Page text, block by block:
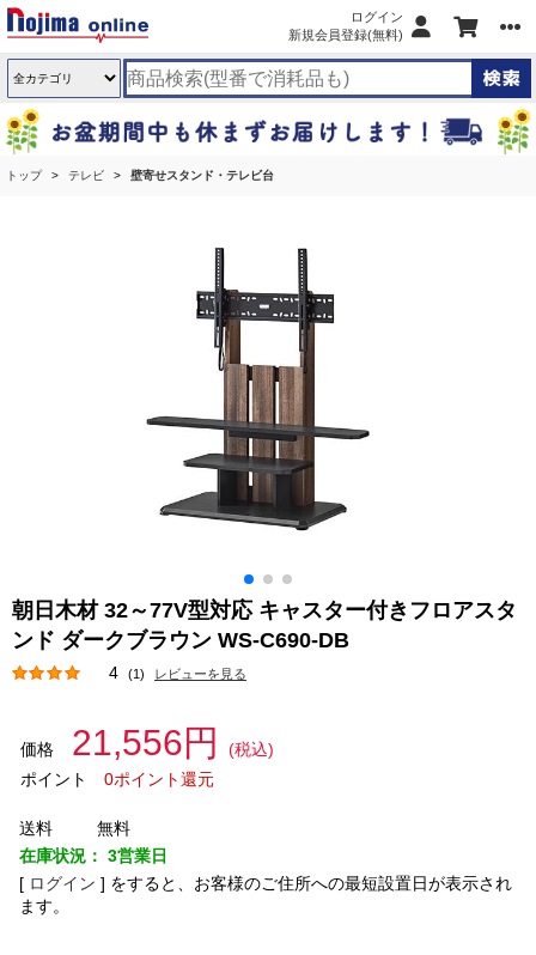
ログイン
新規会員登録(無料)
トップ テレビ 壁寄せスタンド・テレビ台
朝日木材 32～77V型対応 キャスター付きフロアスタ
ンド ダークブラウン WS-C690-DB
4 (1) レビューを見る
価格 21,556円
(税込)
ポイント
0ポイント還元
送料
無料
在庫状況： 3営業日
[ ログイン ] をすると、お客様のご住所への最短設置日が表示され
ます。